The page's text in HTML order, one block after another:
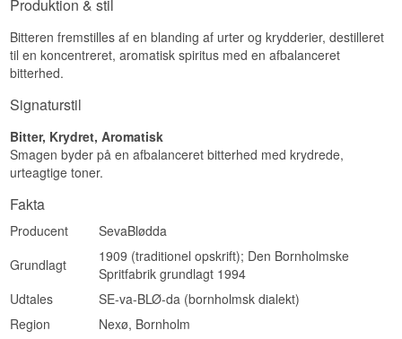
Produktion & stil
Bitteren fremstilles af en blanding af urter og krydderier, destilleret
til en koncentreret, aromatisk spiritus med en afbalanceret
bitterhed.
Signaturstil
Bitter, Krydret, Aromatisk
Smagen byder på en afbalanceret bitterhed med krydrede,
urteagtige toner.
Fakta
Producent
SevaBlødda
Grundlagt
1909 (traditionel opskrift); Den Bornholmske
Spritfabrik grundlagt 1994
Udtales
SE-va-BLØ-da (bornholmsk dialekt)
Region
Nexø, Bornholm